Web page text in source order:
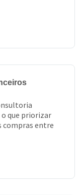
que priorizar
compras entre